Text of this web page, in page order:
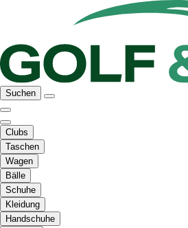
Suchen
Clubs
Taschen
Wagen
Bälle
Schuhe
Kleidung
Handschuhe